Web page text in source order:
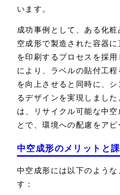
います。
成功事例として、ある化
空成形で製造された容器
を印刷するプロセスを採
により、ラベルの貼付工
を向上させると同時に、
るデザインを実現しまし
は、リサイクル可能な中空
とで、環境への配慮をアピ
中空成形のメリットと
中空成形には以下のような
す：